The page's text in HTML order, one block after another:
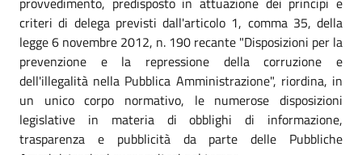
criteri di delega previsti dall'articolo 1, comma 35, della
legge 6 novembre 2012, n. 190 recante "Disposizioni per la
prevenzione e la repressione della corruzione e
dell'illegalità nella Pubblica Amministrazione", riordina, in
un unico corpo normativo, le numerose disposizioni
legislative in materia di obblighi di informazione,
trasparenza e pubblicità da parte delle Pubbliche